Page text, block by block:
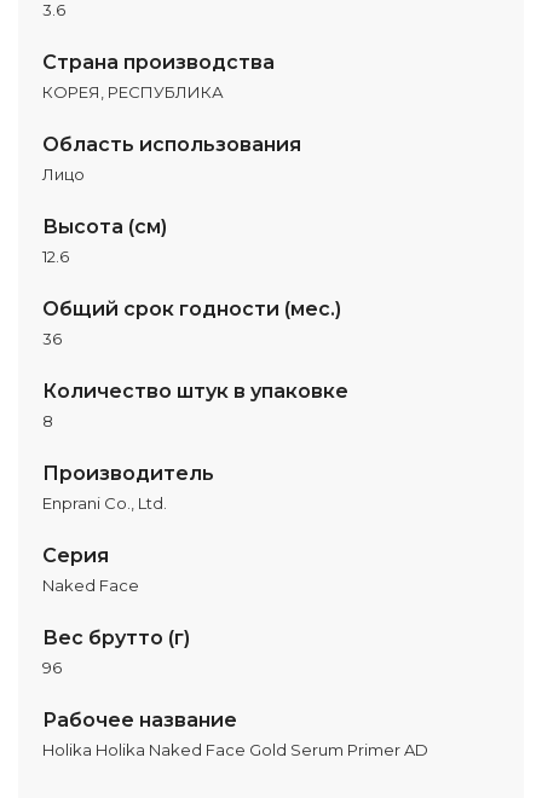
3.6
Страна производства
КОРЕЯ, РЕСПУБЛИКА
Область использования
Лицо
Высота (см)
12.6
Общий срок годности (мес.)
36
Количество штук в упаковке
8
Производитель
Enprani Co., Ltd.
Серия
Naked Face
Вес брутто (г)
96
Рабочее название
Holika Holika Naked Face Gold Serum Primer AD